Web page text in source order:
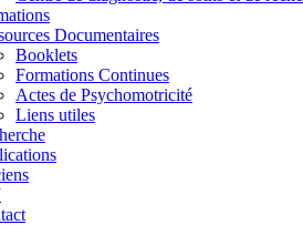
Documentaires
Booklets
Formations Continues
Actes de Psychomotricité
Liens utiles